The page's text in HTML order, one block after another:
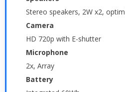
Stereo speakers, 2W x2,
Camera
HD 720p with E-shutter
Microphone
2x, Array
Battery